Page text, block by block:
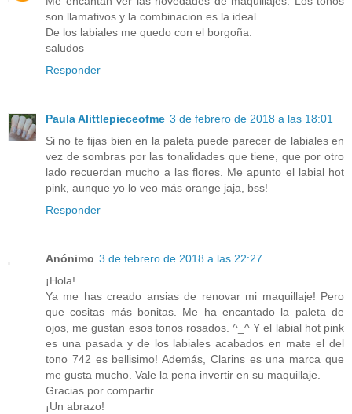
son llamativos y la combinacion es la ideal.
De los labiales me quedo con el borgoña.
saludos
Responder
Paula Alittlepieceofme 3 de febrero de 2018 a las 18:01
Si no te fijas bien en la paleta puede parecer de labiales en
vez de sombras por las tonalidades que tiene, que por otro
lado recuerdan mucho a las flores. Me apunto el labial hot
pink, aunque yo lo veo más orange jaja, bss!
Responder
Anónimo 3 de febrero de 2018 a las 22:27
¡Hola!
Ya me has creado ansias de renovar mi maquillaje! Pero
que cositas más bonitas. Me ha encantado la paleta de
ojos, me gustan esos tonos rosados. ^_^ Y el labial hot pink
es una pasada y de los labiales acabados en mate el del
tono 742 es bellisimo! Además, Clarins es una marca que
me gusta mucho. Vale la pena invertir en su maquillaje.
Gracias por compartir.
¡Un abrazo!